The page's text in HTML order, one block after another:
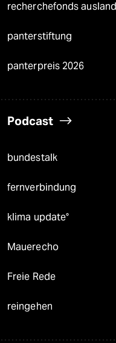
recherchefonds ausland
panterstiftung
panterpreis 2026
Podcast
bundestalk
fernverbindung
klima update°
Mauerecho
Freie Rede
reingehen